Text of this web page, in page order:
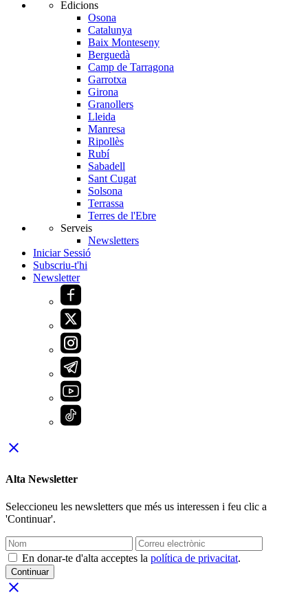
Edicions
Osona
Catalunya
Baix Monteseny
Berguedà
Camp de Tarragona
Garrotxa
Girona
Granollers
Lleida
Manresa
Ripollès
Rubí
Sabadell
Sant Cugat
Solsona
Terrassa
Terres de l'Ebre
Serveis
Newsletters
Iniciar Sessió
Subscriu-t'hi
Newsletter
close
Alta Newsletter
Seleccioneu les newsletters que més us interessen i feu clic a
'Continuar'.
En donar-te d'alta acceptes la política de privacitat.
Continuar
close